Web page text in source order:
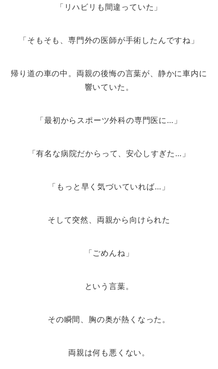
「リハビリも間違っていた」
「そもそも、専門外の医師が手術したんですね」
帰り道の車の中。両親の後悔の言葉が、静かに車内に
響いていた。
「最初からスポーツ外科の専門医に…」
「有名な病院だからって、安心しすぎた…」
「もっと早く気づいていれば…」
そして突然、両親から向けられた
「ごめんね」
という言葉。
その瞬間、胸の奥が熱くなった。
両親は何も悪くない。